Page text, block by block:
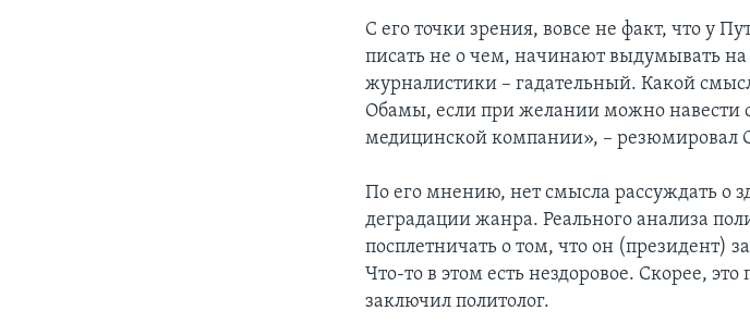
С его точки зрения, вовсе не факт, что у
писать не о чем, начинают выдумывать на
журналистики – гадательный. Какой
Обамы, если при желании можно навести
медицинской компании», – резюмировал
По его мнению, нет смысла рассуждать о
деградации жанра. Реального анализа
посплетничать о том, что он (президент)
Что-то в этом есть нездоровое. Скорее, это
заключил политолог.